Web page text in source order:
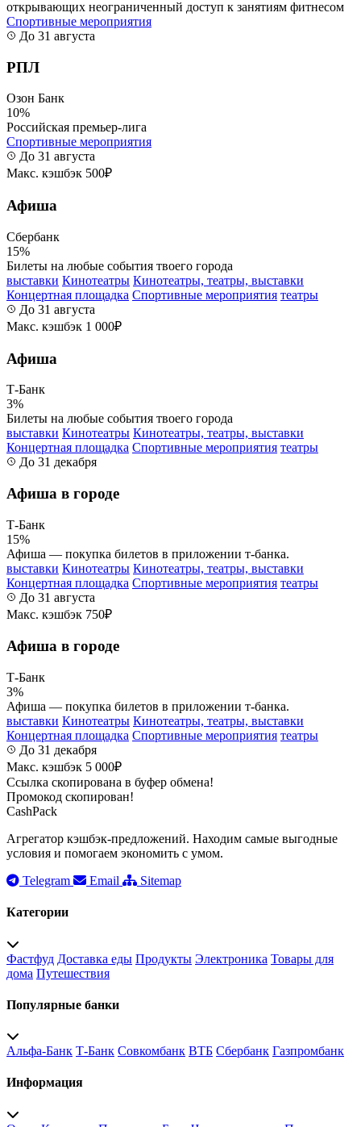
открывающих неограниченный доступ к занятиям фитнесом
Спортивные мероприятия
До 31 августа
РПЛ
Озон Банк
10%
Российская премьер-лига
Спортивные мероприятия
До 31 августа
Макс. кэшбэк 500₽
Афиша
Сбербанк
15%
Билеты на любые события твоего города
выставки Кинотеатры Кинотеатры, театры, выставки
Концертная площадка Спортивные мероприятия театры
До 31 августа
Макс. кэшбэк 1 000₽
Афиша
Т-Банк
3%
Билеты на любые события твоего города
выставки Кинотеатры Кинотеатры, театры, выставки
Концертная площадка Спортивные мероприятия театры
До 31 декабря
Афиша в городе
Т-Банк
15%
Афиша — покупка билетов в приложении т‑банка.
выставки Кинотеатры Кинотеатры, театры, выставки
Концертная площадка Спортивные мероприятия театры
До 31 августа
Макс. кэшбэк 750₽
Афиша в городе
Т-Банк
3%
Афиша — покупка билетов в приложении т‑банка.
выставки Кинотеатры Кинотеатры, театры, выставки
Концертная площадка Спортивные мероприятия театры
До 31 декабря
Макс. кэшбэк 5 000₽
Ссылка скопирована в буфер обмена!
Промокод скопирован!
CashPack
Агрегатор кэшбэк-предложений. Находим самые выгодные
условия и помогаем экономить с умом.
Telegram
Email Sitemap
Категории
Фастфуд Доставка еды Продукты Электроника Товары для
дома Путешествия
Популярные банки
Альфа-Банк Т-Банк Совкомбанк ВТБ Сбербанк Газпромбанк
Информация